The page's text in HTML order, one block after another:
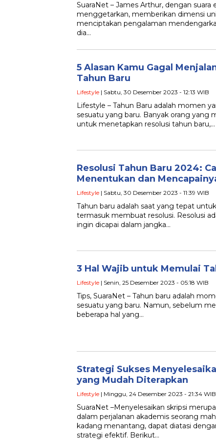
SuaraNet – James Arthur, dengan suara
menggetarkan, memberikan dimensi
menciptakan pengalaman
dia…
5 Alasan Kamu Gagal
Tahun Baru
Lifestyle | Sabtu, 30 Desember 2023 - 12:13 WIB
Lifestyle – Tahun Baru adalah momen
sesuatu yang baru. Banyak orang yang
untuk menetapkan resolusi tahun baru,…
Resolusi Tahun Baru 2024:
Menentukan dan
Lifestyle | Sabtu, 30 Desember 2023 - 11:39 WIB
Tahun baru adalah saat yang tepat
termasuk membuat resolusi. Resolusi
ingin dicapai dalam jangka…
3 Hal Wajib untuk Memulai
Lifestyle | Senin, 25 Desember 2023 - 05:18 WIB
Tips, SuaraNet – Tahun baru adalah
sesuatu yang baru. Namun, sebelum
beberapa hal yang…
Strategi Sukses
yang Mudah Diterapkan
Lifestyle | Minggu, 24 Desember 2023 - 21:34 WIB
SuaraNet –Menyelesaikan skripsi
dalam perjalanan akademis seorang
kadang menantang, dapat diatasi
strategi efektif. Berikut…